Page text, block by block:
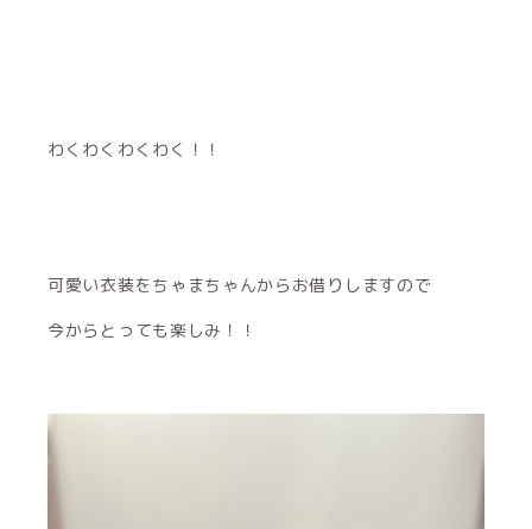
わくわくわくわく！！
可愛い衣装をちゃまちゃんからお借りしますので
今からとっても楽しみ！！